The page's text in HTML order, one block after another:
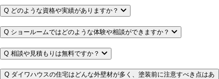
ワ
ー
ド
を
入
力
Q どのような資格や実績がありますか？
Q ショールームではどのような体験や相談ができますか？
Q 相談や見積もりは無料ですか？
Q ダイワハウスの住宅はどんな外壁材が多く、塗装前に注意すべき点はあ